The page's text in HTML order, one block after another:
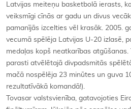
Latvijas meiteņu basketbolā ierasts,
veiksmīgi cīnās ar gadu un divus
pamanījās izcelties vēl krasāk. 2005.
vecumā spēlēja Latvijas U-20 izlasē,
medaļas kopš neatkarības
parasti atvēlētajā divpadsmitās
mačā nospēlēja 23 minūtes un guva
rezultatīvākā komandā!).
Tovasar valstsvienība, gatavojoties